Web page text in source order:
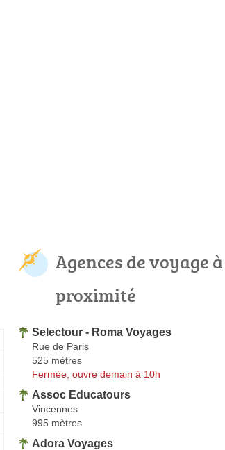
Agences de voyage à
proximité
Selectour - Roma Voyages
Rue de Paris
525 mètres
Fermée, ouvre demain à 10h
Assoc Educatours
Vincennes
995 mètres
Adora Voyages